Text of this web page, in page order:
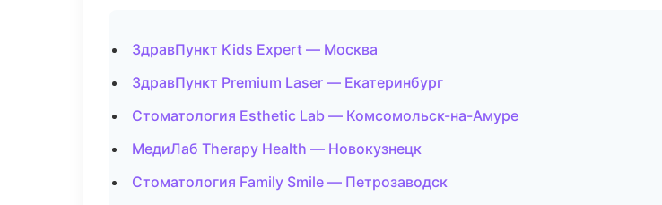
ЗдравПункт Kids Expert — Москва
ЗдравПункт Premium Laser — Екатеринбург
Стоматология Esthetic Lab — Комсомольск-на-Амуре
МедиЛаб Therapy Health — Новокузнецк
Стоматология Family Smile — Петрозаводск